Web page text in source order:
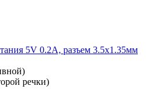
5V 0.2A, разъем 3.5х1.35мм
речки)